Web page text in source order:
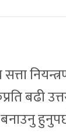
बढी